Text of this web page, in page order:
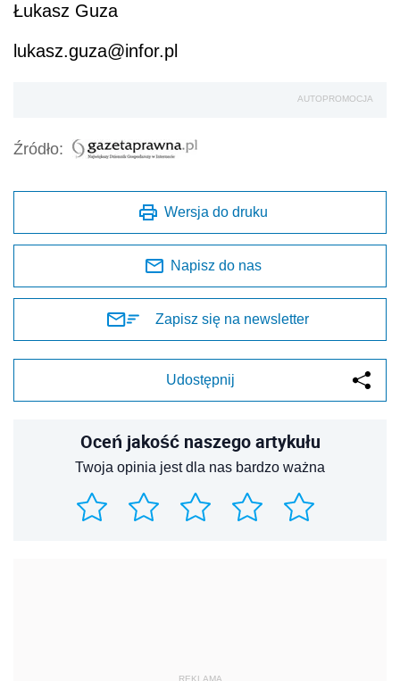
Łukasz Guza
lukasz.guza@infor.pl
AUTOPROMOCJA
Źródło:
Wersja do druku
Napisz do nas
Zapisz się na newsletter
Udostępnij
Oceń jakość naszego artykułu
Twoja opinia jest dla nas bardzo ważna